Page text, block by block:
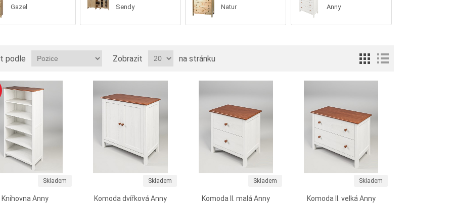
Gazel Sendy Natur Anny
podle Zobrazit na stránku
Skladem
Knihovna Anny
Skladem
Komoda dvířková Anny
Skladem
Komoda II. malá Anny
Skladem
Komoda II. velká Anny